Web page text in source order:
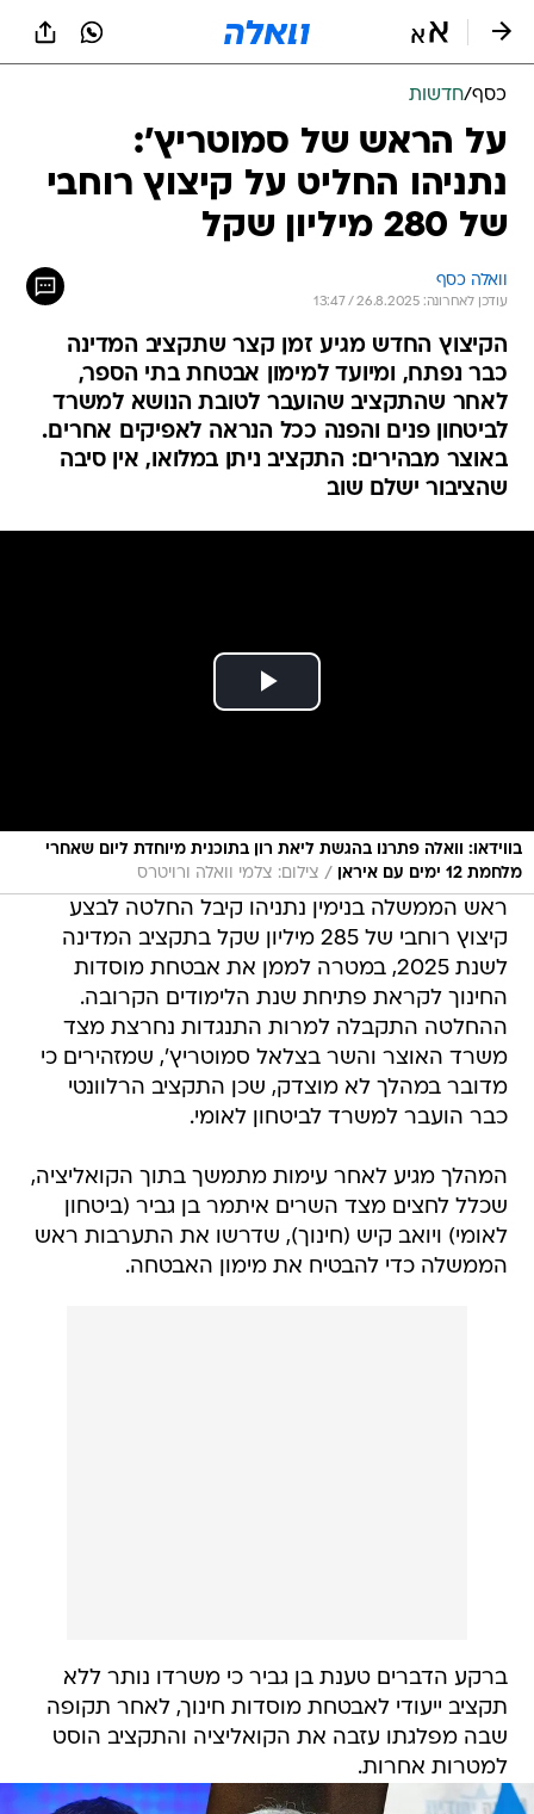
כסף/חדשות
על הראש של סמוטריץ':
נתניהו החליט על קיצוץ רוחבי
של 280 מיליון שקל
וואלה כסף
עודכן לאחרונה: 26.8.2025 / 13:47
הקיצוץ החדש מגיע זמן קצר שתקציב המדינה
כבר נפתח, ומיועד למימון אבטחת בתי הספר,
לאחר שהתקציב שהועבר לטובת הנושא למשרד
לביטחון פנים והפנה ככל הנראה לאפיקים אחרים.
באוצר מבהירים: התקציב ניתן במלואו, אין סיבה
שהציבור ישלם שוב
בווידאו: וואלה פתרנו בהגשת ליאת רון בתוכנית מיוחדת ליום שאחרי
מלחמת 12 ימים עם איראן
/ צילום: צלמי וואלה ורויטרס
ראש הממשלה בנימין נתניהו קיבל החלטה לבצע
קיצוץ רוחבי של 285 מיליון שקל בתקציב המדינה
לשנת 2025, במטרה לממן את אבטחת מוסדות
החינוך לקראת פתיחת שנת הלימודים הקרובה.
ההחלטה התקבלה למרות התנגדות נחרצת מצד
משרד האוצר והשר בצלאל סמוטריץ', שמזהירים כי
מדובר במהלך לא מוצדק, שכן התקציב הרלוונטי
כבר הועבר למשרד לביטחון לאומי.
המהלך מגיע לאחר עימות מתמשך בתוך הקואליציה,
שכלל לחצים מצד השרים איתמר בן גביר (ביטחון
לאומי) ויואב קיש (חינוך), שדרשו את התערבות ראש
הממשלה כדי להבטיח את מימון האבטחה.
ברקע הדברים טענת בן גביר כי משרדו נותר ללא
תקציב ייעודי לאבטחת מוסדות חינוך, לאחר תקופה
שבה מפלגתו עזבה את הקואליציה והתקציב הוסט
למטרות אחרות.